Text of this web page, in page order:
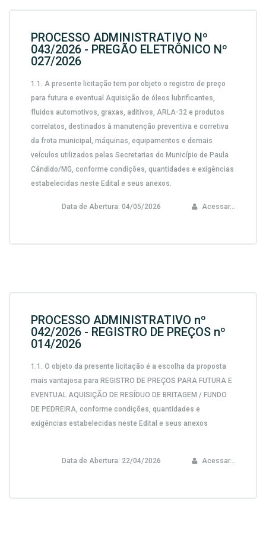
PROCESSO ADMINISTRATIVO Nº
043/2026 - PREGÃO ELETRÔNICO Nº
027/2026
1.1. A presente licitação tem por objeto o registro de preço
para futura e eventual Aquisição de óleos lubrificantes,
fluidos automotivos, graxas, aditivos, ARLA-32 e produtos
correlatos, destinados à manutenção preventiva e corretiva
da frota municipal, máquinas, equipamentos e demais
veículos utilizados pelas Secretarias do Município de Paula
Cândido/MG, conforme condições, quantidades e exigências
estabelecidas neste Edital e seus anexos.
Data de Abertura: 04/05/2026 Acessar...
PROCESSO ADMINISTRATIVO nº
042/2026 - REGISTRO DE PREÇOS nº
014/2026
1.1. O objeto da presente licitação é a escolha da proposta
mais vantajosa para REGISTRO DE PREÇOS PARA FUTURA E
EVENTUAL AQUISIÇÃO DE RESÍDUO DE BRITAGEM / FUNDO
DE PEDREIRA, conforme condições, quantidades e
exigências estabelecidas neste Edital e seus anexos
Data de Abertura: 22/04/2026 Acessar...